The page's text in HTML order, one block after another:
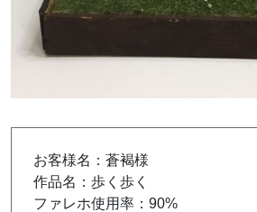
お客様名：蒼褐様
作品名：歩く歩く
ファレホ使用率：90%